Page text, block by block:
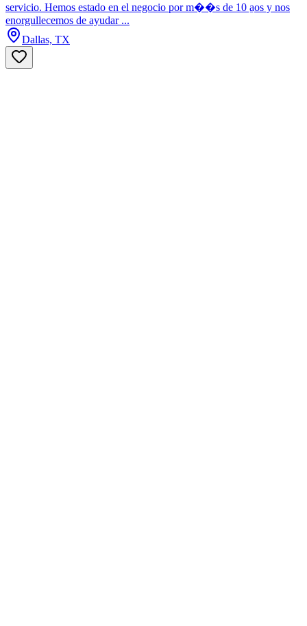
servicio. Hemos estado en el negocio por m��s de 10 a̱os y nos
enorgullecemos de ayudar ...
Dallas, TX